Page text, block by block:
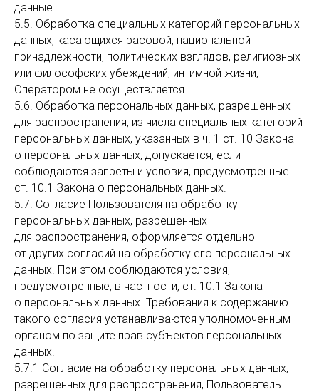
данные.
5.5. Обработка специальных категорий персональных
данных, касающихся расовой, национальной
принадлежности, политических взглядов, религиозных
или философских убеждений, интимной жизни,
Оператором не осуществляется.
5.6. Обработка персональных данных, разрешенных
для распространения, из числа специальных категорий
персональных данных, указанных в ч. 1 ст. 10 Закона
о персональных данных, допускается, если
соблюдаются запреты и условия, предусмотренные
ст. 10.1 Закона о персональных данных.
5.7. Согласие Пользователя на обработку
персональных данных, разрешенных
для распространения, оформляется отдельно
от других согласий на обработку его персональных
данных. При этом соблюдаются условия,
предусмотренные, в частности, ст. 10.1 Закона
о персональных данных. Требования к содержанию
такого согласия устанавливаются уполномоченным
органом по защите прав субъектов персональных
данных.
5.7.1 Согласие на обработку персональных данных,
разрешенных для распространения, Пользователь